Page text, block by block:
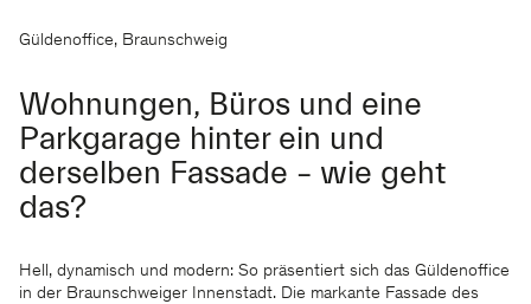
Güldenoffice, Braunschweig
Wohnungen, Büros und eine
Parkgarage hinter ein und
derselben Fassade – wie geht
das?
Hell, dynamisch und modern: So präsentiert sich das Güldenoffice
in der Braunschweiger Innenstadt. Die markante Fassade des